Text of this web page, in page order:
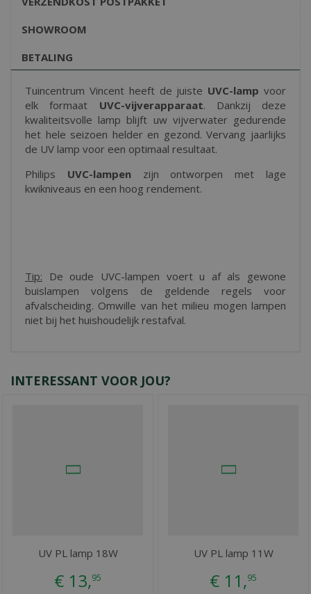
SHOWROOM
BETALING
Tuincentrum Vincent heeft de juiste UVC-lamp voor
elk formaat UVC-vijverapparaat. Dankzij deze
kwaliteitsvolle lamp blijft uw vijverwater gedurende
het hele seizoen helder en gezond. Vervang jaarlijks
de UV lamp voor een optimaal resultaat.
Philips UVC-lampenzijn ontworpen met lage
kwikniveaus en een hoog rendement.
Tip: De oude UVC-lampen voert u af als gewone
buislampen volgens de geldende regels voor
afvalscheiding. Omwille van het milieu mogen lampen
niet bij het huishoudelijk restafval.
INTERESSANT VOOR JOU?
UV PL lamp 18W
€ 13,95
UV PL lamp 11W
€ 11,95